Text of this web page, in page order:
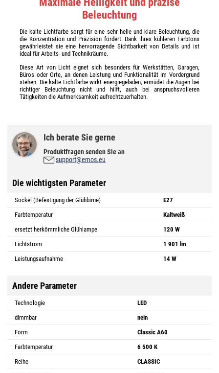
Beleuchtung
Die kalte Lichtfarbe sorgt für eine sehr helle und klare Beleuchtung, die
die Konzentration und Präzision fördert. Dank ihres kühleren Farbtons
gewährleistet sie eine hervorragende Sichtbarkeit von Details und ist
ideal für Arbeits- und Technikräume.
Diese Art von Licht eignet sich besonders für Werkstätten, Garagen,
Büros oder Orte, an denen Leistung und Funktionalität im Vordergrund
stehen. Die kalte Lichtfarbe wirkt energiegeladen, ermüdet die Augen bei
richtiger Beleuchtung nicht und hilft, auch bei anspruchsvolleren
Tätigkeiten die Aufmerksamkeit aufrechtzuerhalten.
Ich berate Sie gerne
Produktfragen senden Sie an
support@emos.eu
Die wichtigsten Parameter
Sockel (Befestigung der Glühbirne)
E27
Farbtemperatur
Kaltweiß
ersetzt herkömmliche Glühlampe
120 W
Lichtstrom
1 901 lm
Leistungsaufnahme
14 W
Andere Parameter
Technologie
LED
dimmbar
nein
Form
Classic A60
Farbtemperatur
6 500 K
Reihe
CLASSIC